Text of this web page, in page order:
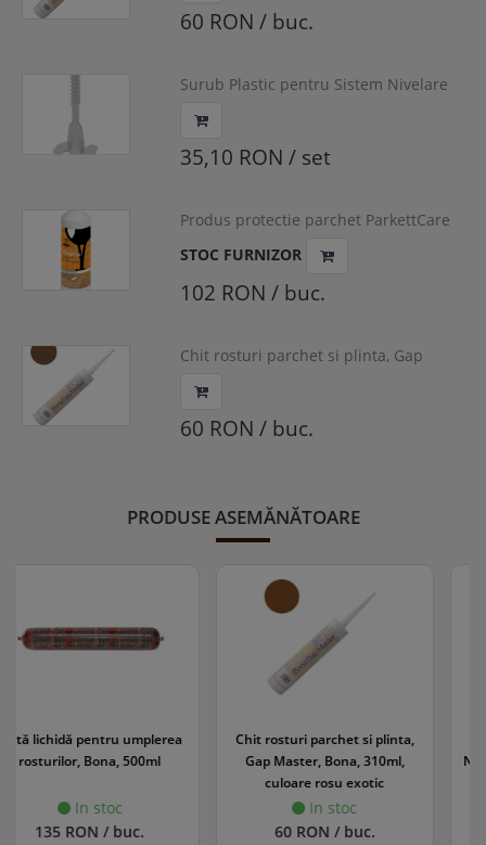
60 RON / buc.
Surub Plastic pentru Sistem Nivelare
35,10 RON / set
Produs protectie parchet ParkettCare
STOC FURNIZOR
102 RON / buc.
Chit rosturi parchet si plinta, Gap
60 RON / buc.
PRODUSE ASEMĂNĂTOARE
Chit rosturi parchet si plinta,
Gap Master, Bona, 310ml,
In stoc
60 RON / buc.
Surub Plastic pentru Sistem
Nivelare Placi Ceramice, Simple
Level
In stoc
35,10 RON / set